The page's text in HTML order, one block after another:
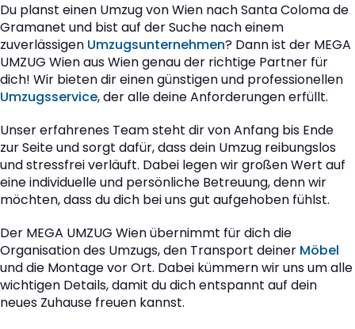
Du planst einen Umzug von Wien nach Santa Coloma de
Gramanet und bist auf der Suche nach einem
zuverlässigen Umzugsunternehmen? Dann ist der MEGA
UMZUG Wien aus Wien genau der richtige Partner für
dich! Wir bieten dir einen günstigen und professionellen
Umzugsservice, der alle deine Anforderungen erfüllt.
Unser erfahrenes Team steht dir von Anfang bis Ende
zur Seite und sorgt dafür, dass dein Umzug reibungslos
und stressfrei verläuft. Dabei legen wir großen Wert auf
eine individuelle und persönliche Betreuung, denn wir
möchten, dass du dich bei uns gut aufgehoben fühlst.
Der MEGA UMZUG Wien übernimmt für dich die
Organisation des Umzugs, den Transport deiner Möbel
und die Montage vor Ort. Dabei kümmern wir uns um alle
wichtigen Details, damit du dich entspannt auf dein
neues Zuhause freuen kannst.